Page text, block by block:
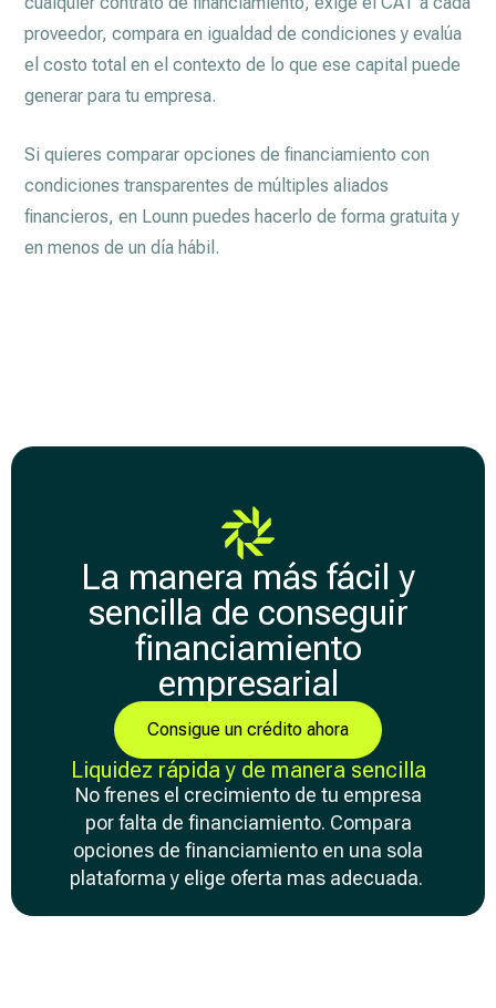
proveedor, compara en igualdad de condiciones y evalúa
el costo total en el contexto de lo que ese capital puede
generar para tu empresa.
Si quieres comparar opciones de financiamiento con
condiciones transparentes de múltiples aliados
financieros, en Lounn puedes hacerlo de forma gratuita y
en menos de un día hábil.
La manera más fácil y
sencilla de conseguir
financiamiento
empresarial
Consigue un crédito ahora
Liquidez rápida y de manera sencilla
No frenes el crecimiento de tu empresa
por falta de financiamiento. Compara
opciones de financiamiento en una sola
plataforma y elige oferta mas adecuada.